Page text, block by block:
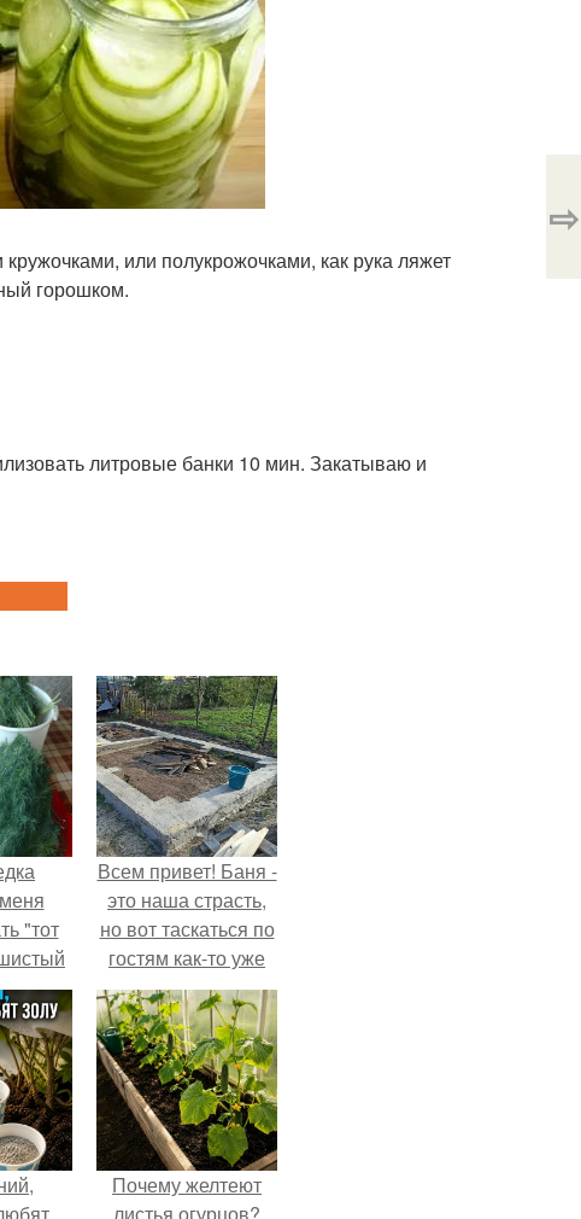
или полукрожочками, как рука ляжет
горошком.
литровые банки 10 мин. Закатываю и
⇨
"тот
Всем привет! Баня -
это наша страсть,
но вот таскаться по
гостям как-то уже
надоело.
Почему желтеют